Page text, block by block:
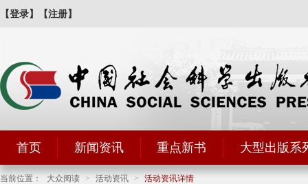
【登录】 【注册】
首页 新闻资讯 重点新书 大型出版系
当前位置： 大众阅读 > 活动资讯 > 活动资讯详情